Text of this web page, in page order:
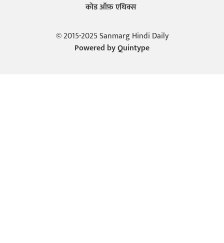
कोड ऑफ़ एथिक्स
© 2015-2025 Sanmarg Hindi Daily
Powered byQuintype